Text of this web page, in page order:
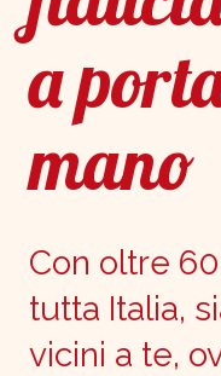
a
mano
Con oltre
tutta Italia,
vicini a te,